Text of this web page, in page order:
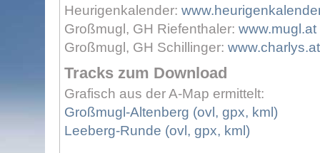
Heurigenkalender:
Großmugl, GH Riefenthaler: www.mugl.at
Großmugl, GH Schillinger: www.charlys.at
Tracks zum Download
Grafisch aus der A-Map ermittelt:
Großmugl-Altenberg (ovl, gpx, kml)
Leeberg-Runde (ovl, gpx, kml)